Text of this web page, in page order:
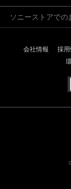
ソニーストアでの
会社情報 採